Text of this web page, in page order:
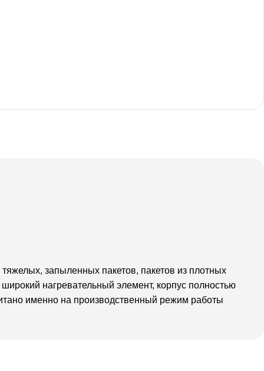
запыленных пакетов, пакетов из плотных
нагревательный элемент, корпус полностью
именно на производственный режим работы